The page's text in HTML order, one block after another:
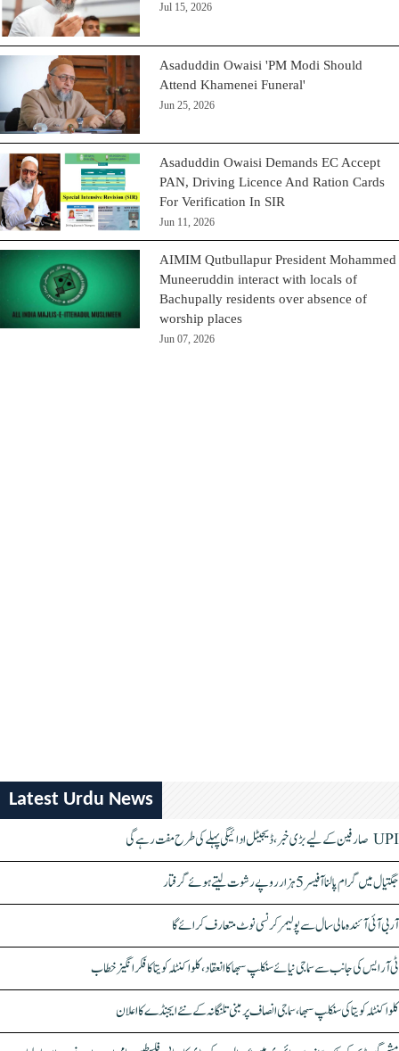
Jul 15, 2026
Asaduddin Owaisi 'PM Modi Should
Attend Khamenei Funeral'
Jun 25, 2026
Asaduddin Owaisi Demands EC Accept
PAN, Driving Licence And Ration Cards
For Verification In SIR
Jun 11, 2026
AIMIM Qutbullapur President Mohammed
Muneeruddin interact with locals of
Bachupally residents over absence of
worship places
Jun 07, 2026
Latest Urdu News
UPI صارفین کے لیے بڑی خبر، ڈیجیٹل ادائیگی پہلے کی طرح مفت رہے گی
جگتیال میں گرام پالنا آفیسر 5 ہزار روپے رشوت لیتے ہوئے گرفتار
آر بی آئی آئندہ مالی سال سے پولیمر کرنسی نوٹ متعارف کرائے گا
ٹی آر ایس کی جانب سے سماجی نیائے سنکلپ سبھا کا انعقاد، کلواکنٹلہ کویتا کا فکر انگیز خطاب
کلواکنٹلہ کویتا کی سنکلپ سبھا، سماجی انصاف پر مبنی تلنگانہ کے نئے ایجنڈے کا اعلان